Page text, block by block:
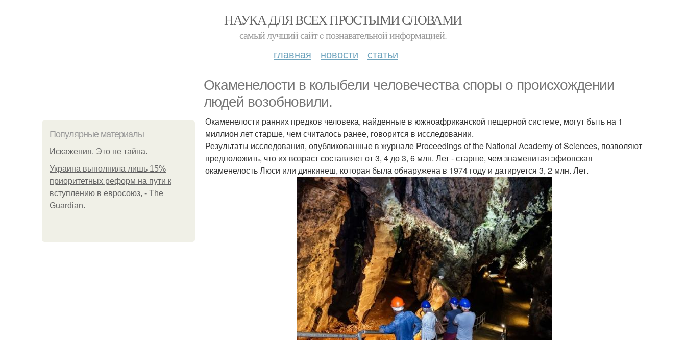
НАУКА ДЛЯ ВСЕХ ПРОСТЫМИ СЛОВАМИ
самый лучший сайт c познавательной информацией.
главная новости статьи
Окаменелости в колыбели человечества споры о происхождении
людей возобновили.
Популярные материалы
Искажения. Это не тайна.
Украина выполнила лишь 15%
приоритетных реформ на пути к
вступлению в евросоюз, - The
Guardian.
Окаменелости ранних предков человека, найденные в южноафриканской пещерной системе, могут быть на 1
миллион лет старше, чем считалось ранее, говорится в исследовании.
Результаты исследования, опубликованные в журнале Proceedings of the National Academy of Sciences, позволяют
предположить, что их возраст составляет от 3, 4 до 3, 6 млн. Лет - старше, чем знаменитая эфиопская
окаменелость Люси или динкинеш, которая была обнаружена в 1974 году и датируется 3, 2 млн. Лет.